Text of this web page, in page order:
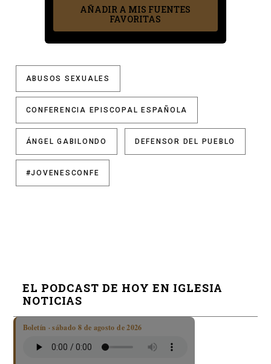
AÑADIR A MIS FUENTES
FAVORITAS
ABUSOS SEXUALES
CONFERENCIA EPISCOPAL ESPAÑOLA
ÁNGEL GABILONDO DEFENSOR DEL PUEBLO
#JOVENESCONFE
EL PODCAST DE HOY EN IGLESIA
NOTICIAS
Boletín · sábado 8 de agosto de 2026